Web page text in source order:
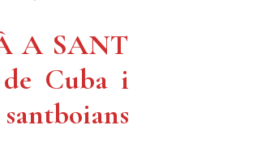
A SANT
Cuba i